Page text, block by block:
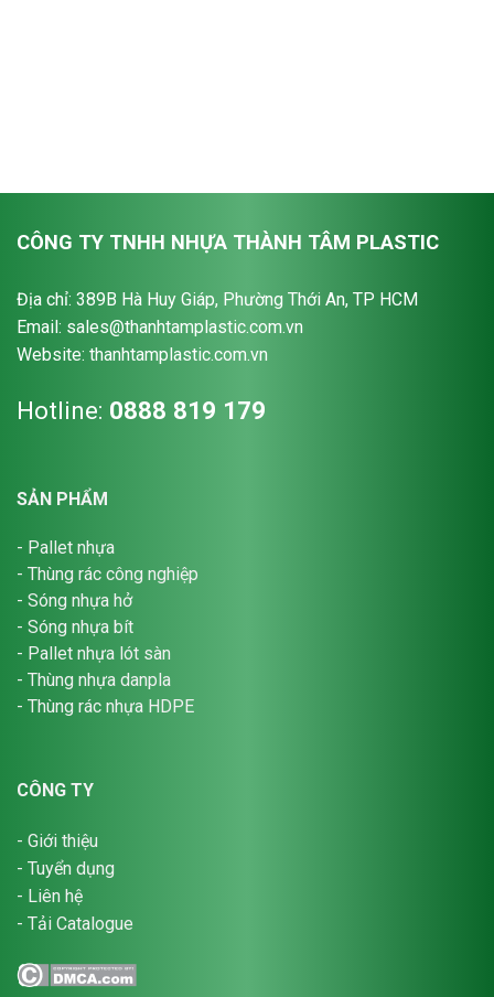
CÔNG TY TNHH NHỰA THÀNH TÂM PLASTIC
Địa chỉ: 389B Hà Huy Giáp, Phường Thới An, TP HCM
Email: sales@thanhtamplastic.com.vn
Website: thanhtamplastic.com.vn
Hotline: 0888 819 179
SẢN PHẨM
- Pallet nhựa
- Thùng rác công nghiệp
- Sóng nhựa hở
- Sóng nhựa bít
- Pallet nhựa lót sàn
- Thùng nhựa danpla
- Thùng rác nhựa HDPE
CÔNG TY
- Giới thiệu
- Tuyển dụng
- Liên hệ
- Tải Catalogue